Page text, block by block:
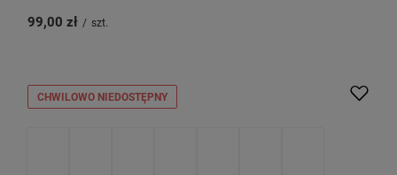
99,00 zł / szt.
CHWILOWO NIEDOSTĘPNY